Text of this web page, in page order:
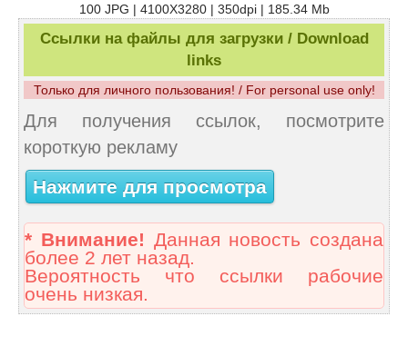
100 JPG | 4100X3280 | 350dpi | 185.34 Mb
Ссылки на файлы для загрузки / Download
links
Только для личного пользования! / For personal use only!
Для получения ссылок, посмотрите
короткую рекламу
Нажмите для просмотра
* Внимание! Данная новость создана
более 2 лет назад.
Вероятность что ссылки рабочие
очень низкая.